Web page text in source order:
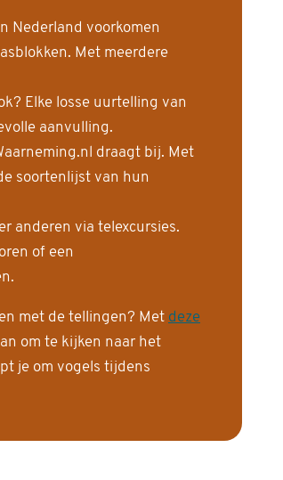
Nederland voorkomen
Met meerdere
Elke losse uurtelling van
aanvulling.
draagt bij. Met
soortenlijst van hun
anderen via telexcursies.
of een
met de tellingen? Met deze
om te kijken naar het
je om vogels tijdens